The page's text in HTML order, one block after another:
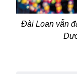
Đài Loan vẫn